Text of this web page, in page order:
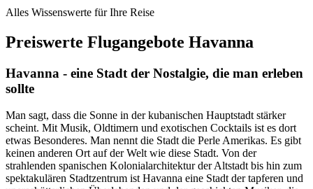
Alles Wissenswerte für Ihre Reise
Preiswerte Flugangebote Havanna
Havanna - eine Stadt der Nostalgie, die man erleben
sollte
Man sagt, dass die Sonne in der kubanischen Hauptstadt stärker
scheint. Mit Musik, Oldtimern und exotischen Cocktails ist es dort
etwas Besonderes. Man nennt die Stadt die Perle Amerikas. Es gibt
keinen anderen Ort auf der Welt wie diese Stadt. Von der
strahlenden spanischen Kolonialarchitektur der Altstadt bis hin zum
spektakulären Stadtzentrum ist Havanna eine Stadt der tapferen und